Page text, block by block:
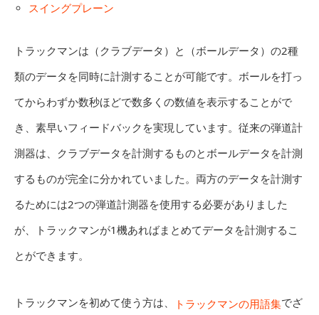
スイングプレーン
トラックマンは（クラブデータ）と（ボールデータ）の2種
類のデータを同時に計測することが可能です。ボールを打っ
てからわずか数秒ほどで数多くの数値を表示することがで
き、素早いフィードバックを実現しています。従来の弾道計
測器は、クラブデータを計測するものとボールデータを計測
するものが完全に分かれていました。両方のデータを計測す
るためには2つの弾道計測器を使用する必要がありました
が、トラックマンが1機あればまとめてデータを計測するこ
とができます。
トラックマンを初めて使う方は、 トラックマンの用語集でざ